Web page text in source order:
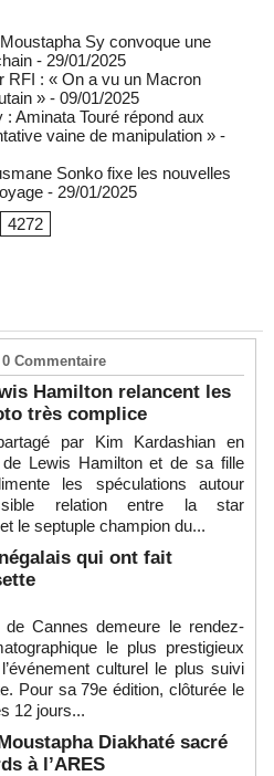
Sy convoque une
- 29/01/2025
RFI : « On a vu un Macron
» - 09/01/2025
Aminata Touré répond aux
vaine de manipulation » -
Sonko fixe les nouvelles
- 29/01/2025
4272
0 Commentaire
Hamilton relancent les
très complice
par Kim Kardashian en
de Lewis Hamilton et de sa fille
les spéculations autour
relation entre la star
le septuple champion du...
qui ont fait
de Cannes demeure le rendez-
le plus prestigieux
culturel le plus suivi
Pour sa 79e édition, clôturée le
12 jours...
Diakhaté sacré
à l’ARES